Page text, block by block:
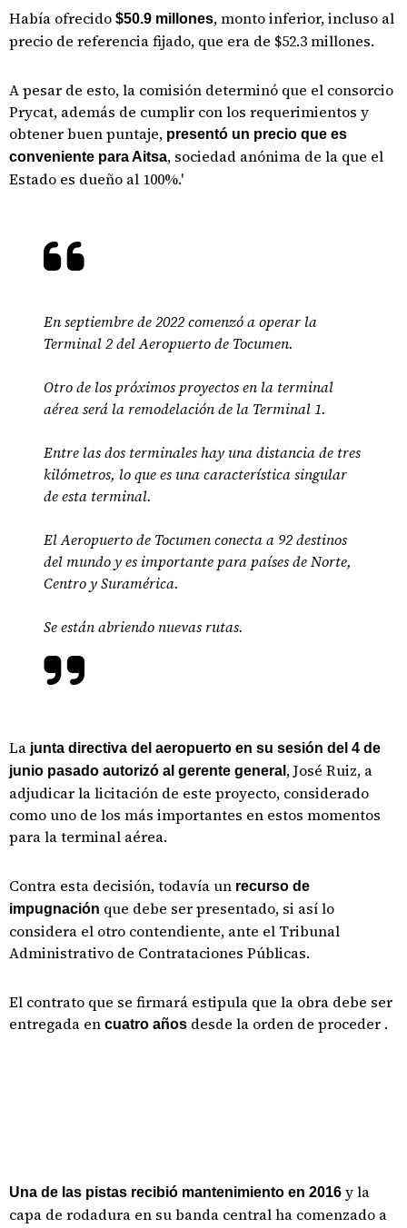
Había ofrecido $50.9 millones, monto inferior, incluso al
precio de referencia fijado, que era de $52.3 millones.
A pesar de esto, la comisión determinó que el consorcio
Prycat, además de cumplir con los requerimientos y
obtener buen puntaje, presentó un precio que es
conveniente para Aitsa, sociedad anónima de la que el
Estado es dueño al 100%.'
En septiembre de 2022 comenzó a operar la
Terminal 2 del Aeropuerto de Tocumen.
Otro de los próximos proyectos en la terminal
aérea será la remodelación de la Terminal 1.
Entre las dos terminales hay una distancia de tres
kilómetros, lo que es una característica singular
de esta terminal.
El Aeropuerto de Tocumen conecta a 92 destinos
del mundo y es importante para países de Norte,
Centro y Suramérica.
Se están abriendo nuevas rutas.
La junta directiva del aeropuerto en su sesión del 4 de
junio pasado autorizó al gerente general , José Ruiz, a
adjudicar la licitación de este proyecto, considerado
como uno de los más importantes en estos momentos
para la terminal aérea.
Contra esta decisión, todavía un recurso de
impugnación que debe ser presentado, si así lo
considera el otro contendiente, ante el Tribunal
Administrativo de Contrataciones Públicas.
El contrato que se firmará estipula que la obra debe ser
entregada en cuatro años desde la orden de proceder .
Una de las pistas recibió mantenimiento en 2016 y la
capa de rodadura en su banda central ha comenzado a